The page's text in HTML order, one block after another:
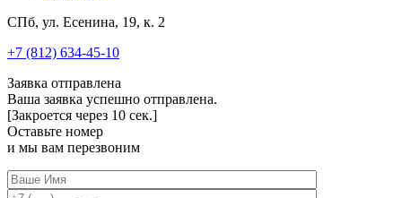
СПб, ул. Есенина, 19, к. 2
+7 (812) 634-45-10
Заявка отправлена
Ваша заявка успешно отправлена.
[Закроется через 10 сек.]
Оставьте номер
и мы вам перезвоним